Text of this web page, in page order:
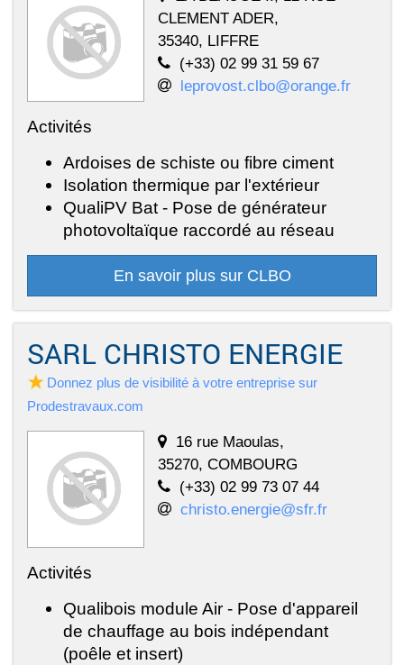
CLEMENT ADER,
35340, LIFFRE
(+33) 02 99 31 59 67
leprovost.clbo@orange.fr
Activités
Ardoises de schiste ou fibre ciment
Isolation thermique par l'extérieur
QualiPV Bat - Pose de générateur
photovoltaïque raccordé au réseau
En savoir plus sur CLBO
SARL CHRISTO ENERGIE
Donnez plus de visibilité à votre entreprise sur
Prodestravaux.com
16 rue Maoulas,
35270, COMBOURG
(+33) 02 99 73 07 44
christo.energie@sfr.fr
Activités
Qualibois module Air - Pose d'appareil
de chauffage au bois indépendant
(poêle et insert)